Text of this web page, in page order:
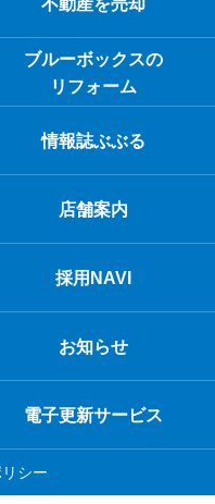
ブルーボックスの
リフォーム
情報誌ぶぶる
店舗案内
採用NAVI
お知らせ
電子更新サービス
シー